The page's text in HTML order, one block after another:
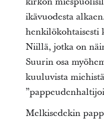
ikävuodesta
henkilökohtaisesti
Niillä, jotka on
Suurin osa
kuuluvista
Melkisedekin